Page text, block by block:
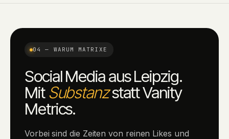
04 — WARUM MATRIXE
Social Media aus Leipzig.
MitSubstanzstatt Vanity
Metrics.
Vorbei sind die Zeiten von reinen Likes und